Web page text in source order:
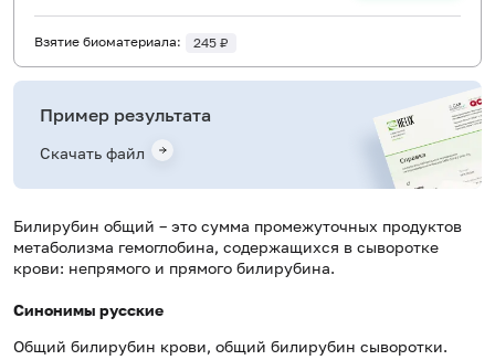
Билирубин общий – это сумма промежуточных продуктов
метаболизма гемоглобина, содержащихся в сыворотке
крови: непрямого и прямого билирубина.
Синонимы русские
Общий билирубин крови, общий билирубин сыворотки.
Взятие биоматериала: 245 ₽
Пример результата
Скачать файл